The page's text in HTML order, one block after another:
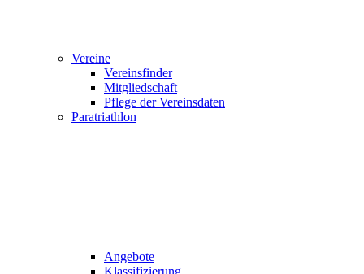
Vereine
Vereinsfinder
Mitgliedschaft
Pflege der Vereinsdaten
Paratriathlon
Angebote
Klassifizierung